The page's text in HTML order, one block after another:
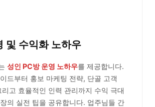
및 수익화 노하우
성인 PC방 운영 노하우를 제공합니다.
드부터 홍보 마케팅 전략, 단골 고객
고 효율적인 인력 관리까지 수익 극대
의 실전 팁을 공유합니다. 업주님들 간